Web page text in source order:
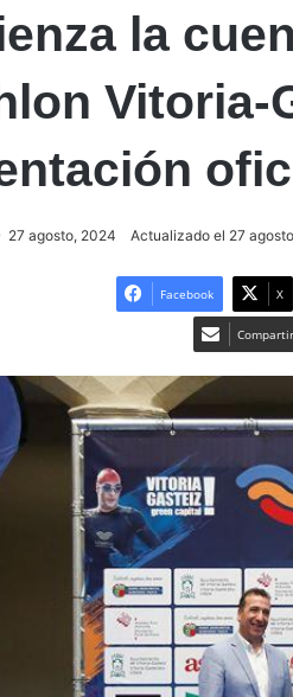
la
Vitoria-
27 agosto, 2024 Actualizado el 27
Facebook X